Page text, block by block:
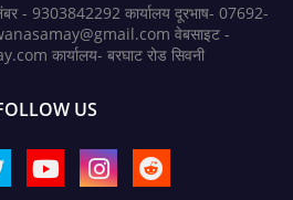
- 9303842292 कार्यालय दूरभाष- 07692-
वेबसाइट -
कार्यालय- बरघाट रोड सिवनी
US